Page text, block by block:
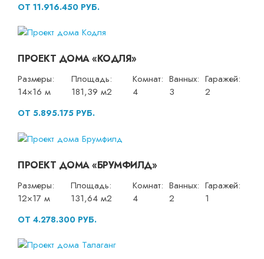
ОТ 11.916.450 РУБ.
ПРОЕКТ ДОМА «КОДЛЯ»
Размеры:
14×16 м
Площадь:
181,39 м2
Комнат:
4
Ванных:
3
Гаражей:
2
ОТ 5.895.175 РУБ.
ПРОЕКТ ДОМА «БРУМФИЛД»
Размеры:
12×17 м
Площадь:
131,64 м2
Комнат:
4
Ванных:
2
Гаражей:
1
ОТ 4.278.300 РУБ.